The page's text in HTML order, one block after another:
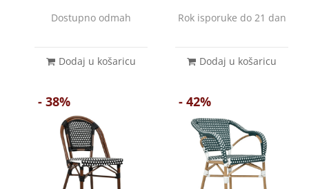
Dostupno odmah
Dodaj u košaricu
Rok isporuke do 21 dan
Dodaj u košaricu
- 38% - 42%